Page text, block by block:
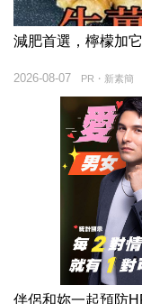
減肥首選，檸檬加
PR・新素簡
2026-08-07
伴侶和妳一起預防